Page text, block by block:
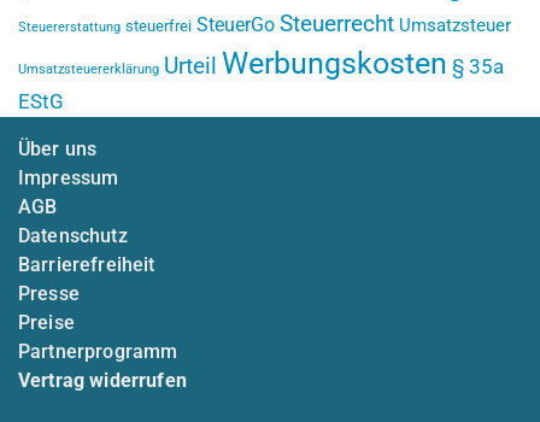
Steuererstattung steuerfrei SteuerGo Steuerrecht Umsatzsteuer
Umsatzsteuererklärung Urteil Werbungskosten § 35a
EStG
Über uns
Impressum
AGB
Datenschutz
Barrierefreiheit
Presse
Preise
Partnerprogramm
Vertrag widerrufen